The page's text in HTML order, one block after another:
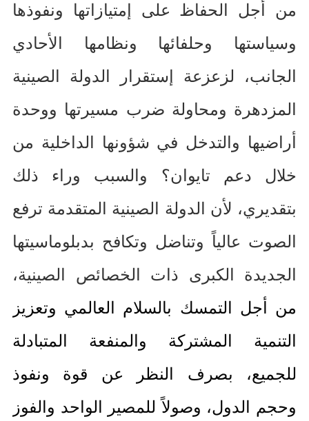
من أجل الحفاظ على إمتيازاتها ونفوذها
وسياستها وحلفائها ونظامها الأحادي
الجانب، لزعزعة إستقرار الدولة الصينية
المزدهرة ومحاولة ضرب مسيرتها ووحدة
أراضيها والتدخل في شؤونها الداخلية من
خلال دعم تايوان؟ والسبب وراء ذلك
بتقديري، لأن الدولة الصينية المتقدمة ترفع
الصوت عالياً وتناضل وتكافح بدبلوماسيتها
الجديدة الكبرى ذات الخصائص الصينية،
من أجل التمسك بالسلام العالمي وتعزيز
التنمية المشتركة والمنفعة المتبادلة
للجميع، بصرف النظر عن قوة ونفوذ
وحجم الدول، وصولاً للمصير الواحد والفوز